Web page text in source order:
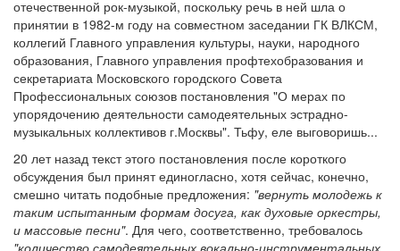
отечественной рок-музыкой, поскольку речь в ней шла о
принятии в 1982-м году на совместном заседании ГК ВЛКСМ,
коллегий Главного управления культуры, науки, народного
образования, Главного управления профтехобразования и
секретариата Московского городского Совета
Профессиональных союзов постановления "О мерах по
упорядочению деятельности самодеятельных эстрадно-
музыкальных коллективов г.Москвы". Тьфу, еле выговоришь...
20 лет назад текст этого постановления после короткого
обсуждения был принят единогласно, хотя сейчас, конечно,
смешно читать подобные предложения: "вернуть молодежь к
таким испытанным формам досуга, как духовые оркестры,
и массовые песни". Для чего, соответственно, требовалось
"количество самодеятельных вокально-инструментальных